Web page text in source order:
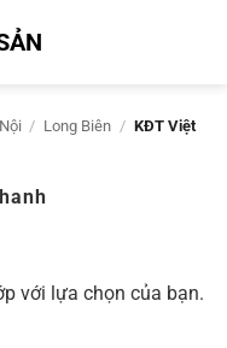
/ Long Biên / KĐT Việt
với lựa chọn của bạn.